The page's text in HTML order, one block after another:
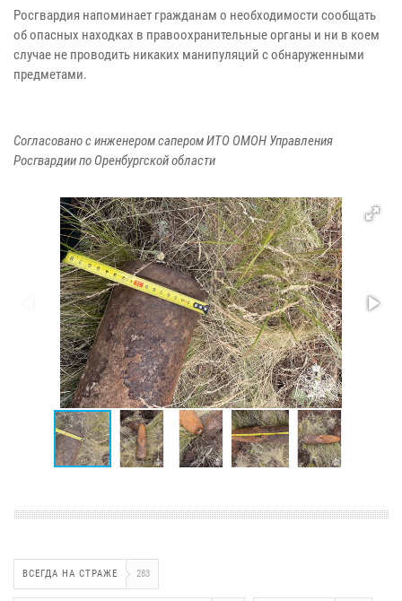
Росгвардия напоминает гражданам о необходимости сообщать
об опасных находках в правоохранительные органы и ни в коем
случае не проводить никаких манипуляций с обнаруженными
предметами.
Согласовано с инженером сапером ИТО ОМОН Управления
Росгвардии по Оренбургской области
ВСЕГДА НА СТРАЖЕ 283